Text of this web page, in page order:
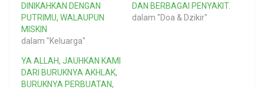
DINIKAHKAN DENGAN
PUTRIMU, WALAUPUN
MISKIN
dalam "Keluarga"
DAN BERBAGAI PENYAKIT.
dalam "Doa & Dzikir"
YA ALLAH, JAUHKAN KAMI
DARI BURUKNYA AKHLAK,
BURUKNYA PERBUATAN,